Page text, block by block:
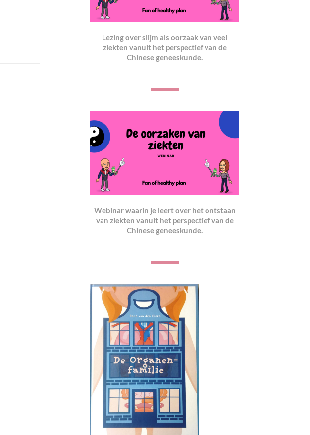
Lezing over slijm als oorzaak van veel
ziekten vanuit het perspectief van de
Chinese geneeskunde.
Webinar waarin je leert over het ontstaan
van ziekten vanuit het perspectief van de
Chinese geneeskunde.